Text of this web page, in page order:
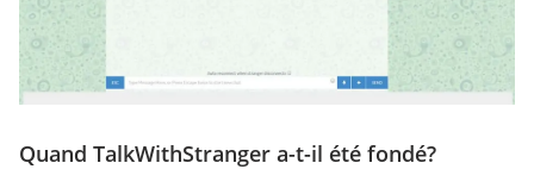
Quand TalkWithStranger a-t-il été fondé?